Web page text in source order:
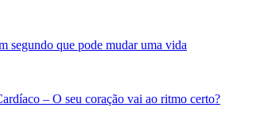
segundo que pode mudar uma vida
– O seu coração vai ao ritmo certo?